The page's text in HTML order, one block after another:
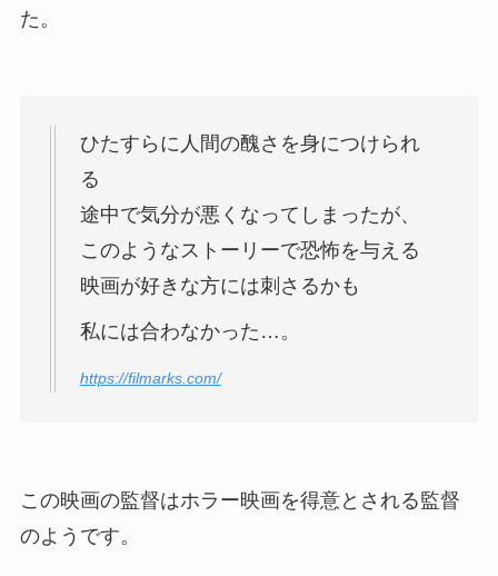
た。
ひたすらに人間の醜さを身につけられ
る
途中で気分が悪くなってしまったが、
このようなストーリーで恐怖を与える
映画が好きな方には刺さるかも
私には合わなかった…。
https://filmarks.com/
この映画の監督はホラー映画を得意とされる監督
のようです。